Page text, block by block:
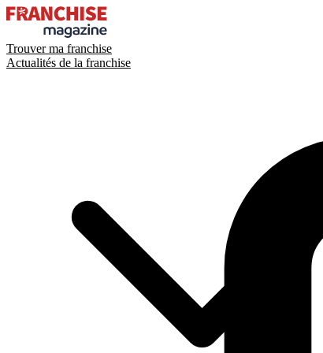
Trouver ma franchise
Actualités de la franchise